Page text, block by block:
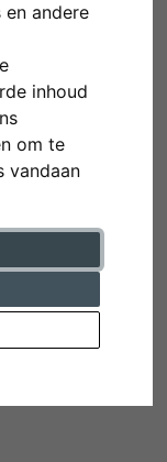
andere
inhoud
om te
vandaan